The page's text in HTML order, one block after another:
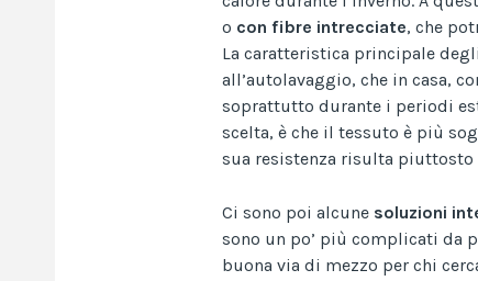
o con fibre intrecciate, che
La caratteristica principale
all’autolavaggio, che in casa,
soprattutto durante i periodi
scelta, è che il tessuto è più
sua resistenza risulta
Ci sono poi alcune soluzioni
sono un po’ più complicati da
buona via di mezzo per chi